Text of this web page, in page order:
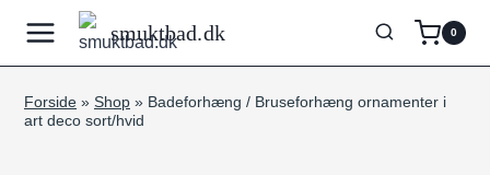
indhold
smuktbad.dk 0
Forside » Shop » Badeforhæng / Bruseforhæng ornamenter i
art deco sort/hvid